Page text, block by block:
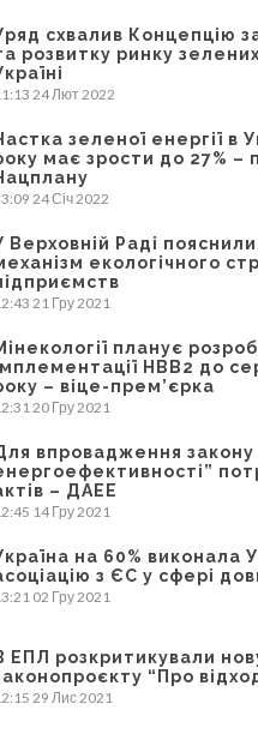
схвалив Концепцію
розвитку ринку зелених
24 Лют 2022
зеленої енергії в
має зрости до 27% –
24 Січ 2022
Верховній Раді
екологічного
21 Гру 2021
планує
НВВ2 до
– віце-прем’єрка
20 Гру 2021
впровадження закону
– ДАЕЕ
14 Гру 2021
на 60% виконала
з ЄС у сфері
02 Гру 2021
ЕПЛ розкритикували
“Про
29 Лис 2021